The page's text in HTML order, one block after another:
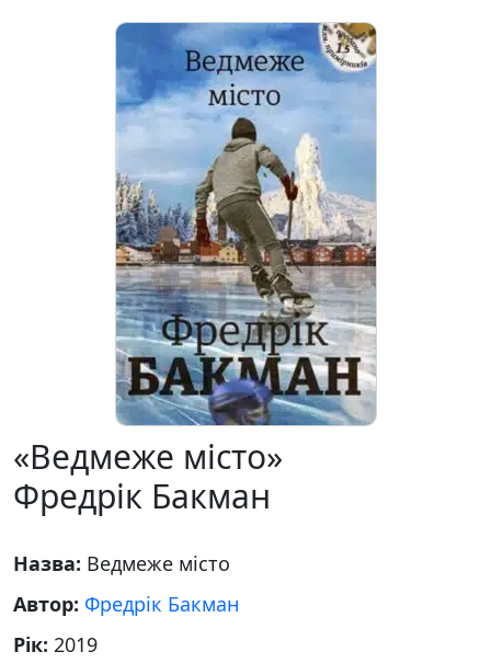
«Ведмеже місто»
Фредрік Бакман
Назва: Ведмеже місто
Автор: Фредрік Бакман
Рік: 2019